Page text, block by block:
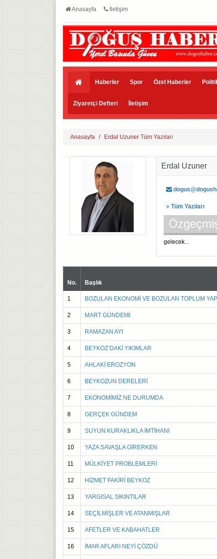
Anasayfa İletişim
Haberler Spor Özel Haberler
Ziyaretçi Defteri İletişim
Anasayfa Erdal Uzuner Tüm Yazıları
Erdal Uzuner
Tüm Yazıları
gelecek...
No. Başlık
1 BOZULAN EKONOMİ VE BOZULAN TOPLUM
2 MART GÜNDEMİ
3 RAMAZAN AYI
4 BEYKOZ’DAKİ YIKIMLAR
5 AHLAKİ EROZYON
6 BEYKOZUN DERELERİ
7 EKONOMİMİZ NE DURUMDA
8 GERÇEK GÜNDEM
9 SUYUN KURAKLIKLA İMTİHANI
10 YAZA SAVAŞLA GİRERKEN
11 MÜLKİYET PROBLEMLERİ
12 HİZMET FAKİRİ BEYKOZ
13 YARGISAL SIKINTILAR
14 SEÇİLMİŞLER VE ATANMIŞLAR
15 AFETLER VE KABAHATLER
16 İMAR AFLARI NEYİ ÇÖZDÜ